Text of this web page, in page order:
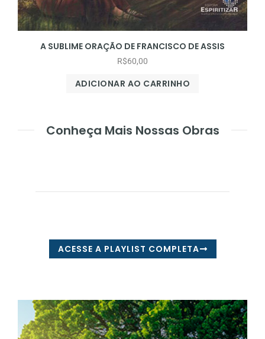
A SUBLIME ORAÇÃO DE FRANCISCO DE ASSIS
R$60,00
ADICIONAR AO CARRINHO
Conheça Mais Nossas Obras
ACESSE A PLAYLIST COMPLETA